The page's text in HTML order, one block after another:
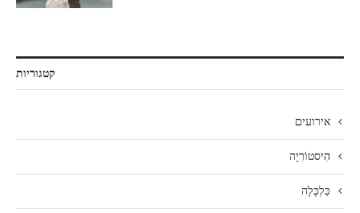
קטגוריות
אירועים
הִיסטוֹרִיָה
כַּלְכָּלָה